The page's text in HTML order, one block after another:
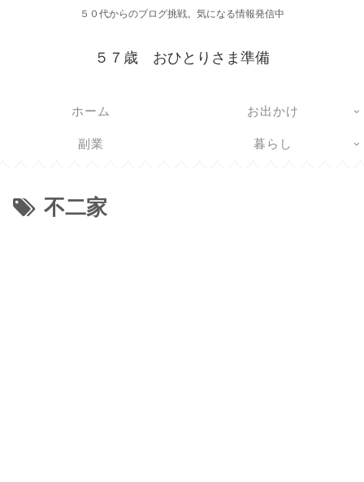
５０代からのブログ挑戦。気になる情報発信中
５７歳 おひとりさま準備
ホーム お出かけ
副業 暮らし
不二家